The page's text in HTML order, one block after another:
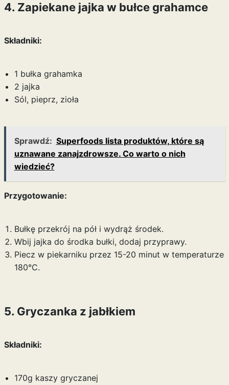
4. Zapiekane jajka w bułce grahamce
Składniki:
1 bułka grahamka
2 jajka
Sól, pieprz, zioła
Sprawdź: Superfoods lista produktów, które są
uznawane zanajzdrowsze. Co warto o nich
wiedzieć?
Przygotowanie:
Bułkę przekrój na pół i wydrąż środek.
Wbij jajka do środka bułki, dodaj przyprawy.
Piecz w piekarniku przez 15-20 minut w temperaturze
180°C.
5. Gryczanka z jabłkiem
Składniki:
170g kaszy gryczanej